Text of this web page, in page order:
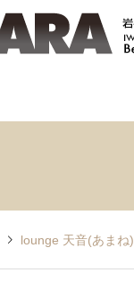
lounge 天音(あまね)